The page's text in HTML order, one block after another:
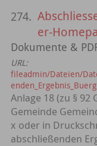
274.
er-
Dokumente &
URL:
fileadmin/Dateien/
Anlage 18 (zu § 92
Gemeinde
x oder in
abschließenden